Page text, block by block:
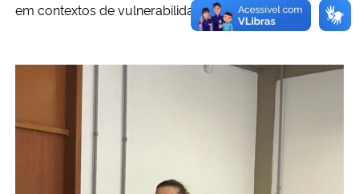
em contextos de vulnerabilidade.